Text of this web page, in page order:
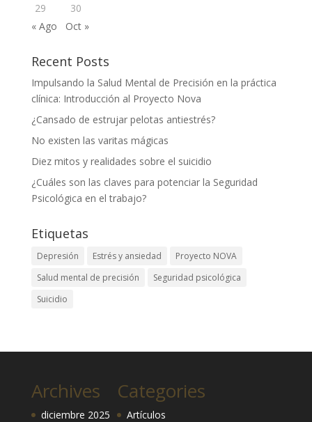
29
30
« Ago
Oct »
Recent Posts
Impulsando la Salud Mental de Precisión en la práctica
clínica: Introducción al Proyecto Nova
¿Cansado de estrujar pelotas antiestrés?
No existen las varitas mágicas
Diez mitos y realidades sobre el suicidio
¿Cuáles son las claves para potenciar la Seguridad
Psicológica en el trabajo?
Etiquetas
Depresión Estrés y ansiedad
Proyecto NOVA
Salud mental de precisión
Seguridad psicológica
Suicidio
Archives
diciembre 2025
Categories
Artículos